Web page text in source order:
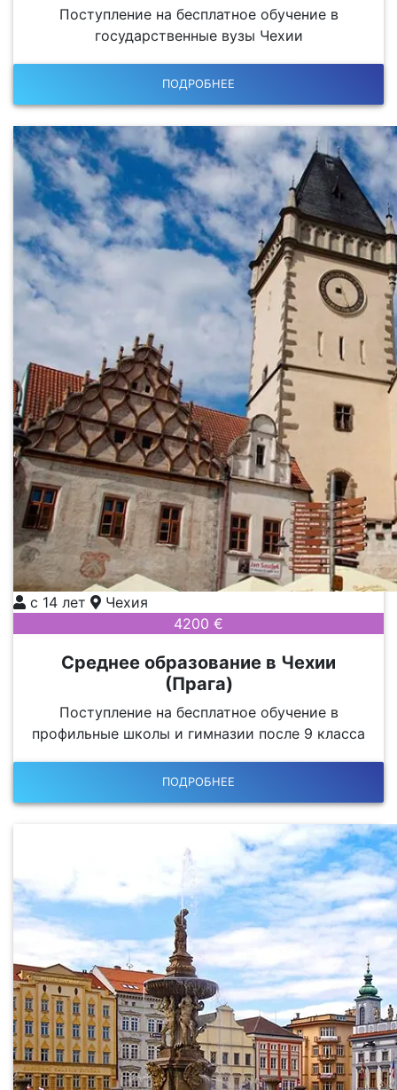
Поступление на бесплатное обучение в
государственные вузы Чехии
ПОДРОБНЕЕ
с 14 лет
Чехия
4200 €
Среднее образование в Чехии
(Прага)
Поступление на бесплатное обучение в
профильные школы и гимназии после 9 класса
ПОДРОБНЕЕ